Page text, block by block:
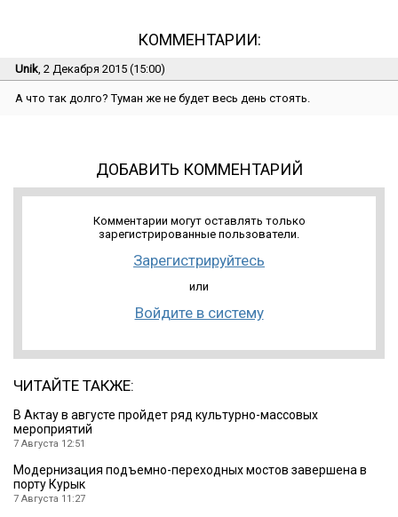
КОММЕНТАРИИ:
Unik, 2 Декабря 2015 (15:00)
А что так долго? Туман же не будет весь день стоять.
ДОБАВИТЬ КОММЕНТАРИЙ
Комментарии могут оставлять только
зарегистрированные пользователи.
Зарегистрируйтесь
или
Войдите в систему
ЧИТАЙТЕ ТАКЖЕ:
В Актау в августе пройдет ряд культурно-массовых
мероприятий
7 Августа 12:51
Модернизация подъемно-переходных мостов завершена в
порту Курык
7 Августа 11:27